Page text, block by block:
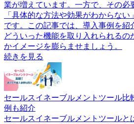
業が増えています。一方で、その必
「具体的な方法や効果がわからな
です。この記事では、導入事例を紹
どういった機能を取り入れられるの
かイメージを膨らませましょう。
続きを見る
セールスイネーブルメントツール比
例も紹介
セールスイネーブルメントツールと